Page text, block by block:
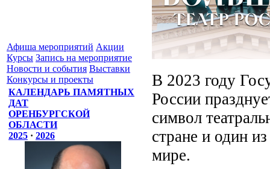
Афиша мероприятий Акции
Курсы Запись на мероприятие
Новости и события Выставки
Конкурсы и проекты
КАЛЕНДАРЬ ПАМЯТНЫХ
ДАТ
ОРЕНБУРГСКОЙ
ОБЛАСТИ
2025 · 2026
В 2023 году
России
символ
стране и один
мире.